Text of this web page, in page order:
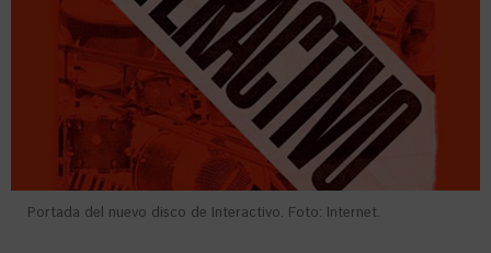
Portada del nuevo disco de Interactivo. Foto: Internet.